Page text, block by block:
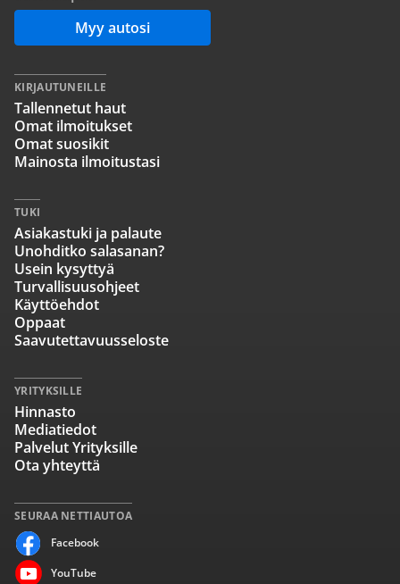
Myy autosi
SEURAA NETTIAUTOA
Facebook
YouTube
KIRJAUTUNEILLE
Tallennetut haut
Omat ilmoitukset
Omat suosikit
Mainosta ilmoitustasi
TUKI
Asiakastuki ja palaute
Unohditko salasanan?
Usein kysyttyä
Turvallisuusohjeet
Käyttöehdot
Oppaat
Saavutettavuusseloste
YRITYKSILLE
Hinnasto
Mediatiedot
Palvelut Yrityksille
Ota yhteyttä